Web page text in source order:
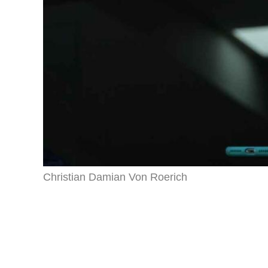
Christian Damian Von Roerich